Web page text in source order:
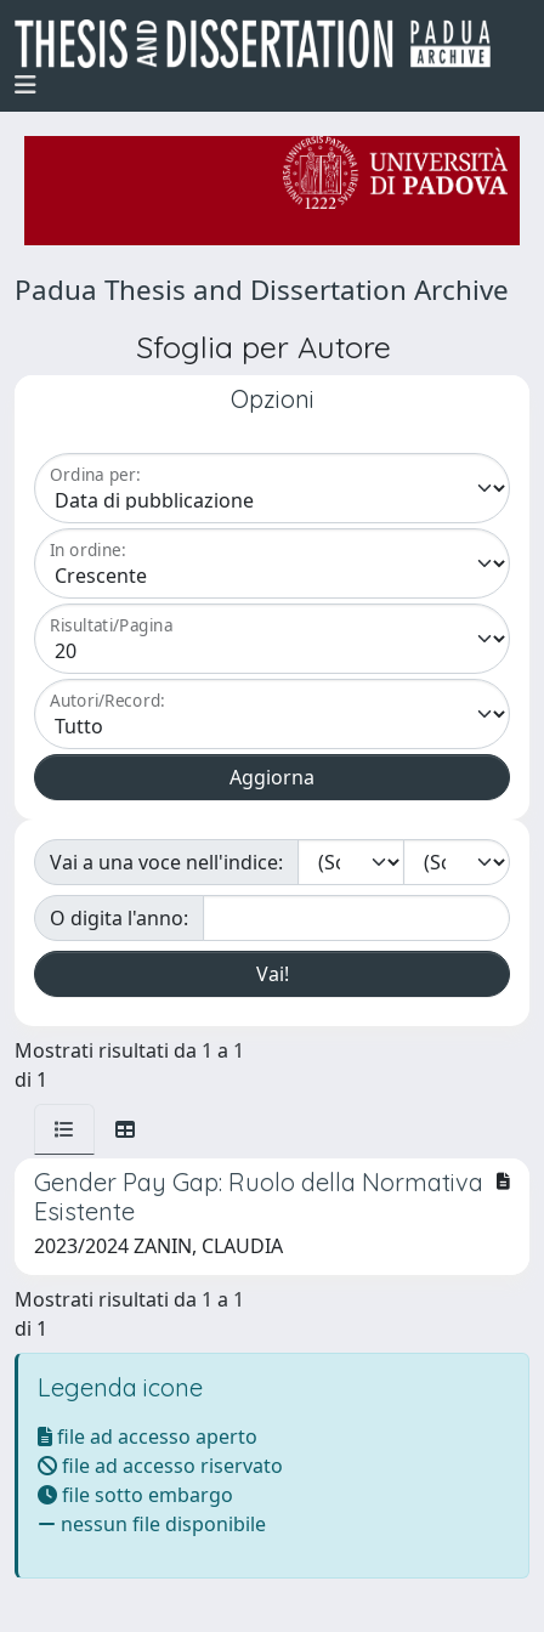
Padua Thesis and Dissertation Archive
Sfoglia per Autore
Opzioni
Ordina per:
In ordine:
Risultati/Pagina
Autori/Record:
Vai a una voce nell'indice:
O digita l'anno:
Mostrati risultati da 1 a 1
di 1
Gender Pay Gap: Ruolo della Normativa
Esistente
2023/2024 ZANIN, CLAUDIA
Mostrati risultati da 1 a 1
di 1
Legenda icone
file ad accesso aperto
file ad accesso riservato
file sotto embargo
nessun file disponibile